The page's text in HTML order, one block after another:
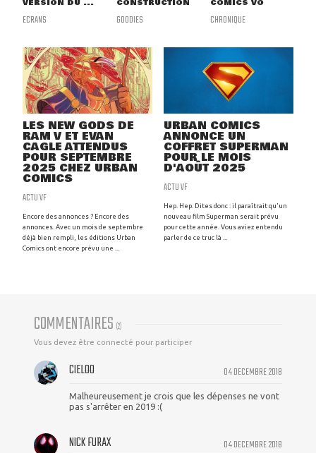
VERSION DU ...
ECRANS
CONSTRUCTION
GOODIES
COMICS VO
CHRONIQUE
LES NEW GODS DE
RAM V ET EVAN
CAGLE ATTENDUS
POUR SEPTEMBRE
2025 CHEZ URBAN
COMICS
ACTU VF
Encore des annonces ? Encore des
annonces. Avec un mois de septembre
déjà bien rempli, les éditions Urban
Comics ont encore prévu une ...
URBAN COMICS
ANNONCE UN
COFFRET SUPERMAN
POUR LE MOIS
D'AOÛT 2025
ACTU VF
Hep. Hep. Dites donc : il paraîtrait qu'un
nouveau film Superman serait prévu
pour cette année. Vous aviez entendu
parler de ce truc là ...
COMMENTAIRES (2)
Vous devez être connecté pour participer
04 DECEMBRE 2018
CIELOO
Malheureusement je crois que les dépenses ne vont
pas s'arrêter en 2019 :(
04 DECEMBRE 2018
NICK FURAX